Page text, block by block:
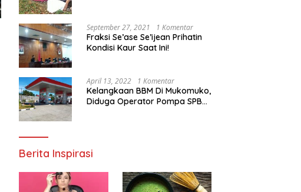
Segera Bertindak
September 27, 2021 1 Komentar
Fraksi Se’ase Se’ijean Prihatin
Kondisi Kaur Saat Ini!
April 13, 2022 1 Komentar
Kelangkaan BBM Di Mukomuko,
Diduga Operator Pompa SPBU
Berita Inspirasi